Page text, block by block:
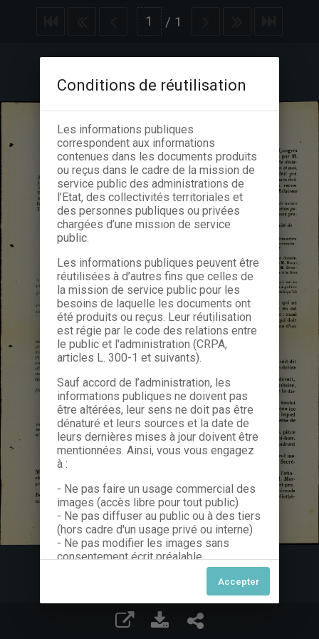
/ 1
Conditions de réutilisation
Les informations publiques
correspondent aux informations
contenues dans les documents produits
ou reçus dans le cadre de la mission de
service public des administrations de
l’Etat, des collectivités territoriales et
des personnes publiques ou privées
chargées d’une mission de service
public.
Les informations publiques peuvent être
réutilisées à d’autres fins que celles de
la mission de service public pour les
besoins de laquelle les documents ont
été produits ou reçus. Leur réutilisation
est régie par le code des relations entre
le public et l'administration (CRPA,
articles L. 300-1 et suivants).
Sauf accord de l’administration, les
informations publiques ne doivent pas
être altérées, leur sens ne doit pas être
dénaturé et leurs sources et la date de
leurs dernières mises à jour doivent être
mentionnées. Ainsi, vous vous engagez
à :
- Ne pas faire un usage commercial des
images (accès libre pour tout public)
- Ne pas diffuser au public ou à des tiers
(hors cadre d'un usage privé ou interne)
- Ne pas modifier les images sans
consentement écrit préalable
Dans le cas contraire, nous vous invitons
à nous contacter afin de solliciter le type
de Licence souhaitée parmi celles
proposées et le cas échéant, acquitter